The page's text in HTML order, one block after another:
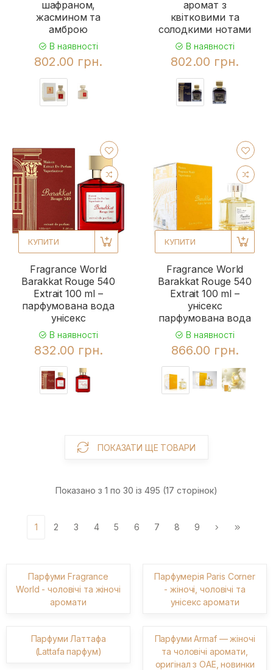
шафраном,
жасмином та
амброю
В наявності
802.00 грн.
аромат з
квітковими та
солодкими нотами
В наявності
802.00 грн.
КУПИТИ
Fragrance World
Barakkat Rouge 540
Extrait 100 ml –
парфумована вода
унісекс
В наявності
832.00 грн.
КУПИТИ
Fragrance World
Barakkat Rouge 540
Extrait 100 ml –
унісекс
парфумована вода
В наявності
866.00 грн.
ПОКАЗАТИ ЩЕ ТОВАРИ
Показано з 1 по 30 із 495 (17 сторінок)
1 2 3 4 5 6 7 8 9
Парфуми Fragrance
World - чоловічі та жіночі
аромати
Парфумерія Paris Corner
- жіночі, чоловічі та
унісекс аромати
Парфуми Латтафа
(Lattafa парфум)
Парфуми Armaf — жіночі
та чоловічі аромати,
оригінал з ОАЕ, новинки